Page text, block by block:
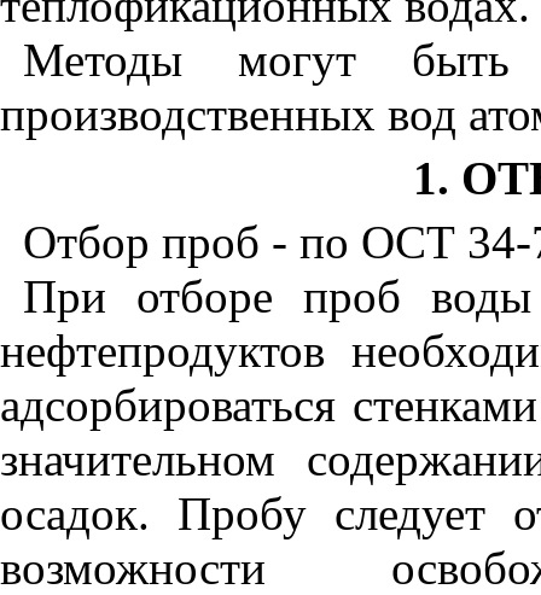
Методы могут быть
производственных вод
1.
Отбор проб - по ОСТ 34-
При отборе проб воды
нефтепродуктов
адсорбироваться
значительном
осадок. Пробу следует
возможности